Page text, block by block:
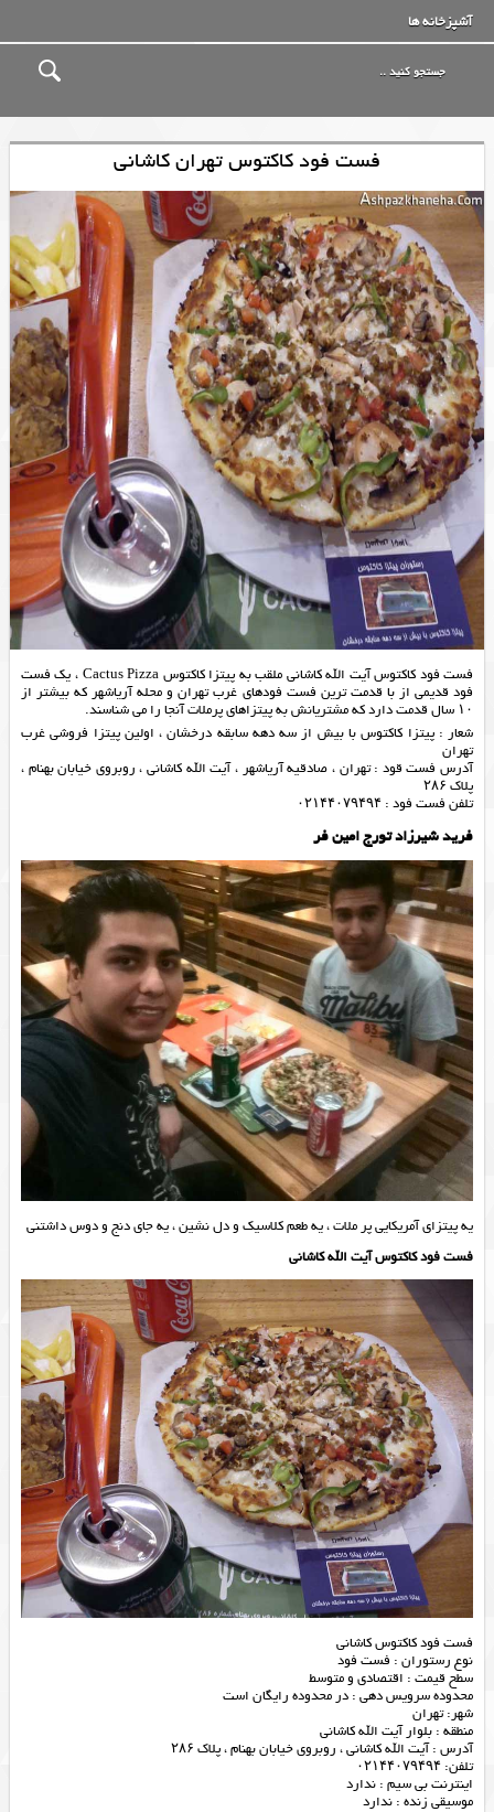
آشپزخانه ها
فست فود کاکتوس تهران کاشانی
فست فود کاکتوس آیت الله کاشانی ملقب به پیتزا کاکتوس Cactus Pizza ، یک فست
فود قدیمی از با قدمت ترین فست فودهای غرب تهران و محله آریاشهر که بیشتر از
۱۰ سال قدمت دارد که مشتریانش به پیتزاهای پرملات آنجا را می شناسند.
شعار : پیتزا کاکتوس با بیش از سه دهه سابقه درخشان ، اولین پیتزا فروشی غرب
تهران
آدرس فست قود : تهران ، صادقیه آریاشهر ، آیت الله کاشانی ، روبروی خیابان بهنام ،
پلاک ۲۸۶
تلفن فست فود : ۰۲۱۴۴۰۷۹۴۹۴
فرید شیرزاد تورج امین فر
یه پیتزای آمریکایی پر ملات ، یه طعم کلاسیک و دل نشین ، یه جای دنج و دوس داشتنی
فست فود کاکتوس آیت الله کاشانی
فست فود کاکتوس کاشانی
نوع رستوران : فست فود
سطح قیمت : اقتصادی و متوسط
محدوده سرویس دهی : در محدوده رایگان است
شهر: تهران
منطقه : بلوار آیت الله کاشانی
آدرس : آیت الله کاشانی ، روبروی خیابان بهنام ، پلاک ۲۸۶
تلفن: ۰۲۱۴۴۰۷۹۴۹۴
اینترنت بی سیم : ندارد
موسیقی زنده : ندارد